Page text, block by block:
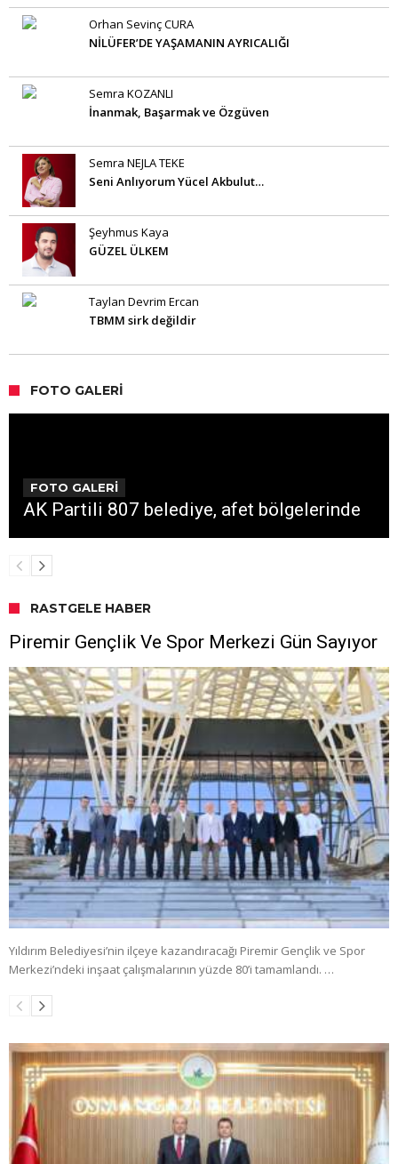
Orhan Sevinç CURA
NİLÜFER’DE YAŞAMANIN AYRICALIĞI
Semra KOZANLI
İnanmak, Başarmak ve Özgüven
Semra NEJLA TEKE
Seni Anlıyorum Yücel Akbulut…
Şeyhmus Kaya
GÜZEL ÜLKEM
Taylan Devrim Ercan
TBMM sirk değildir
FOTO GALERI
FOTO GALERİ
AK Partili 807 belediye, afet bölgelerinde
RASTGELE HABER
Piremir Gençlik Ve Spor Merkezi Gün Sayıyor
Yıldırım Belediyesi’nin ilçeye kazandıracağı Piremir Gençlik ve Spor
Merkezi’ndeki inşaat çalışmalarının yüzde 80’i tamamlandı. …